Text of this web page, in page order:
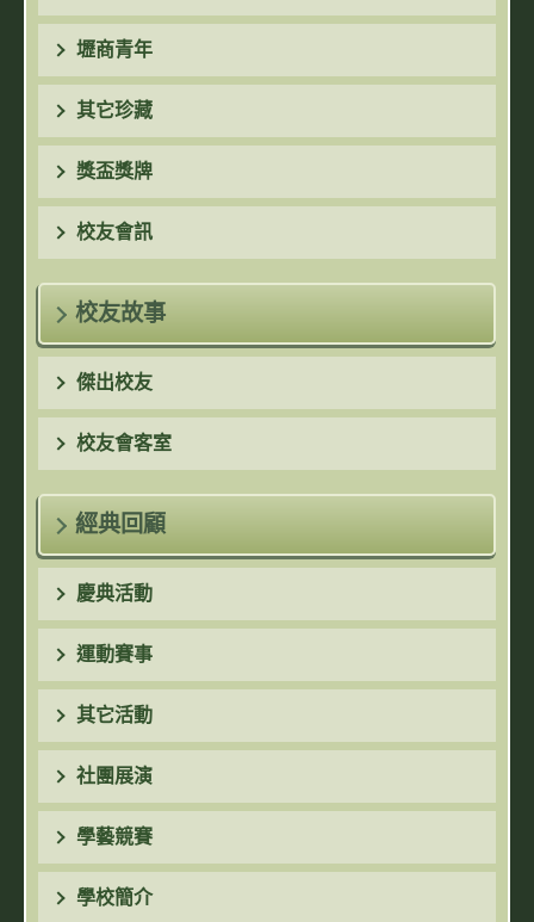
壢商青年
其它珍藏
獎盃獎牌
校友會訊
校友故事
傑出校友
校友會客室
經典回顧
慶典活動
運動賽事
其它活動
社團展演
學藝競賽
學校簡介